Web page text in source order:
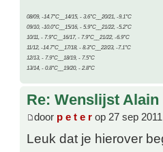
08/09, -14.7°C__14/15, - 3.6°C__20/21, -9.1°C
09/10, -10.0°C__15/16, - 5.9°C__21/22, -5.2°C
10/11, - 7.9°C__16/17, - 7.9°C__21/22, -6.9°C
11/12, -14.7°C__17/18, - 8.3°C__22/23, -7.1°C
12/13, - 7.9°C__18/19, - 7.5°C
13/14, - 0.8°C__19/20, - 2.8°C
Re: Wenslijst Alain
door p e t e r op 27 sep
Leuk dat je hierover